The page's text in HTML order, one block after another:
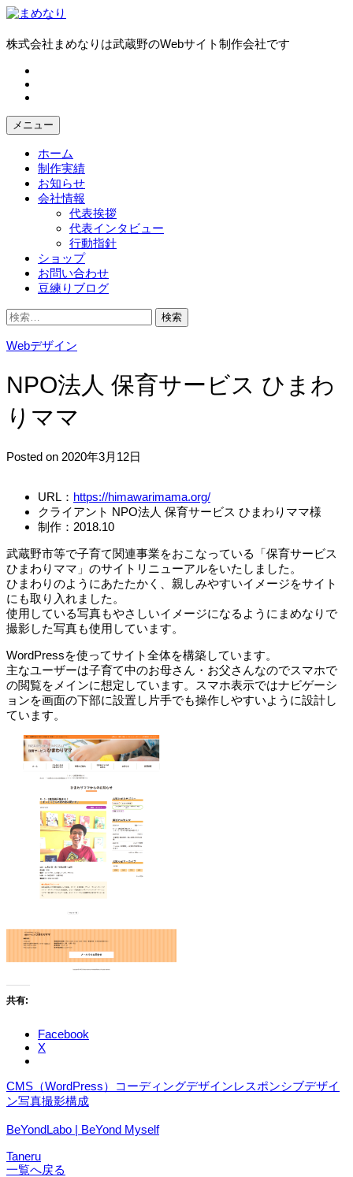
コ
テ
キ
ッ
株式会社まめなりは武蔵野のWebサイト制作会社です
メニュー
ホーム
制作実績
お知らせ
会社情報
代表挨拶
代表インタビュー
行動指針
ショップ
お問い合わせ
豆練りブログ
検
索:
Webデザイン
NPO法人 保育サービス ひまわ
りママ
Posted on 2020年3月12日
URL： https://himawarimama.org/
クライアント NPO法人 保育サービス ひまわりママ様
制作：2018.10
武蔵野市等で子育て関連事業をおこなっている「保育サービス
ひまわりママ」のサイトリニューアルをいたしました。
ひまわりのようにあたたかく、親しみやすいイメージをサイト
にも取り入れました。
使用している写真もやさしいイメージになるようにまめなりで
撮影した写真も使用しています。
WordPressを使ってサイト全体を構築しています。
主なユーザーは子育て中のお母さん・お父さんなのでスマホで
の閲覧をメインに想定しています。スマホ表示ではナビゲーシ
ョンを画面の下部に設置し片手でも操作しやすいように設計し
ています。
共有:
Facebook
X
CMS（WordPress） コーディングデザインレスポンシブデザイ
ン写真撮影構成
BeYondLabo | BeYond Myself
Taneru
一覧へ戻る